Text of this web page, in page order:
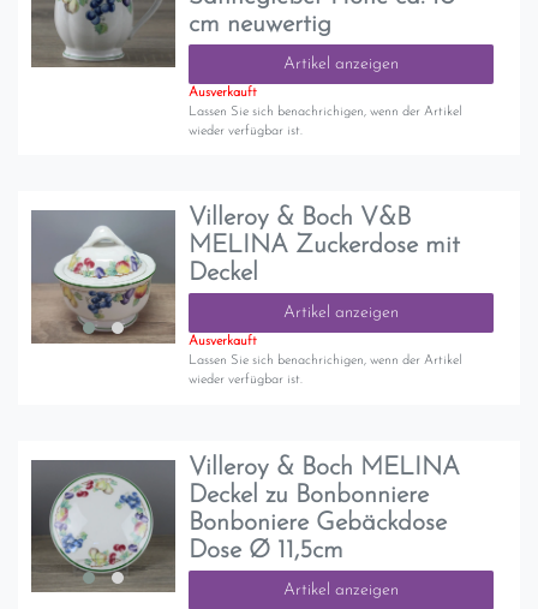
cm neuwertig
Artikel anzeigen
Ausverkauft
Lassen Sie sich benachrichigen, wenn der Artikel
wieder verfügbar ist.
Villeroy & Boch V&B
MELINA Zuckerdose mit
Deckel
Artikel anzeigen
Ausverkauft
Lassen Sie sich benachrichigen, wenn der Artikel
wieder verfügbar ist.
Villeroy & Boch MELINA
Deckel zu Bonbonniere
Bonboniere Gebäckdose
Dose Ø 11,5cm
Artikel anzeigen